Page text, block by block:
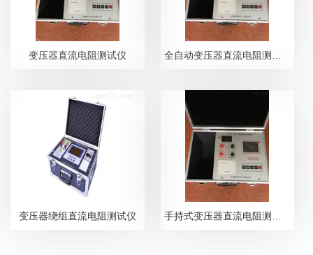
变压器直流电阻测试仪
变压器绕组直流电阻测试仪